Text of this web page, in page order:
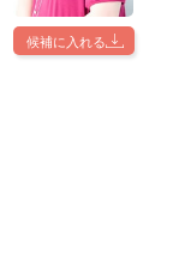
候補に入れる